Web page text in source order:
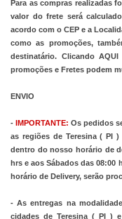
Para as compras realizadas
valor do frete será
acordo com o CEP e a
como as promoções,
destinatário. Clicando AQUI
promoções e Fretes podem
ENVIO
- IMPORTANTE: Os pedidos
as regiões de Teresina ( PI
dentro do nosso horário de
hrs e aos Sábados das 08:00
horário de Delivery, serão
- As entregas na
cidades de Teresina ( PI )